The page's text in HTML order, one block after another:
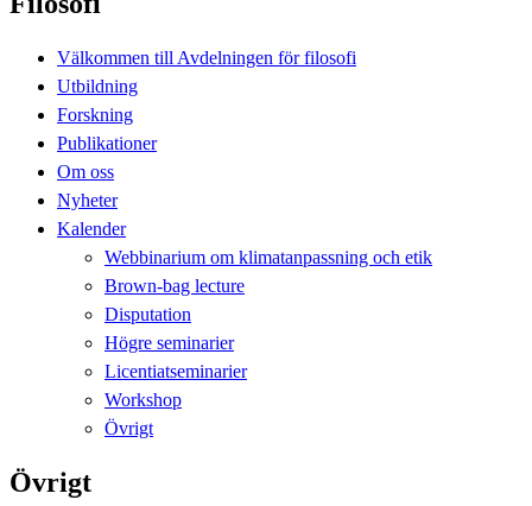
Välkommen till Avdelningen för filosofi
Utbildning
Forskning
Publikationer
Om oss
Nyheter
Kalender
Webbinarium om klimatanpassning och etik
Brown-bag lecture
Disputation
Högre seminarier
Licentiatseminarier
Workshop
Övrigt
Övrigt